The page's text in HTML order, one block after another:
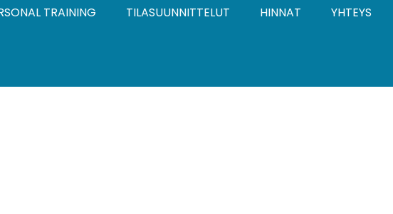
TRAINING TILASUUNNITTELUT HINNAT YHTEYS